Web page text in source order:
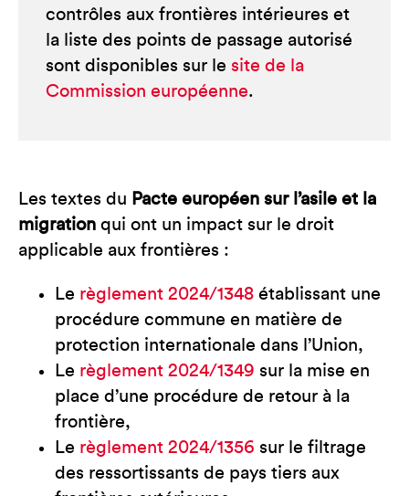
contrôles aux frontières intérieures et
la liste des points de passage autorisé
sont disponibles sur le site de la
Commission européenne.
Les textes du Pacte européen sur l’asile et la
migration qui ont un impact sur le droit
applicable aux frontières :
Le règlement 2024/1348 établissant une
procédure commune en matière de
protection internationale dans l’Union,
Le règlement 2024/1349 sur la mise en
place d’une procédure de retour à la
frontière,
Le règlement 2024/1356 sur le filtrage
des ressortissants de pays tiers aux